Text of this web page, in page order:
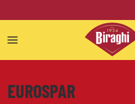
Skip to main content
EUROSPAR